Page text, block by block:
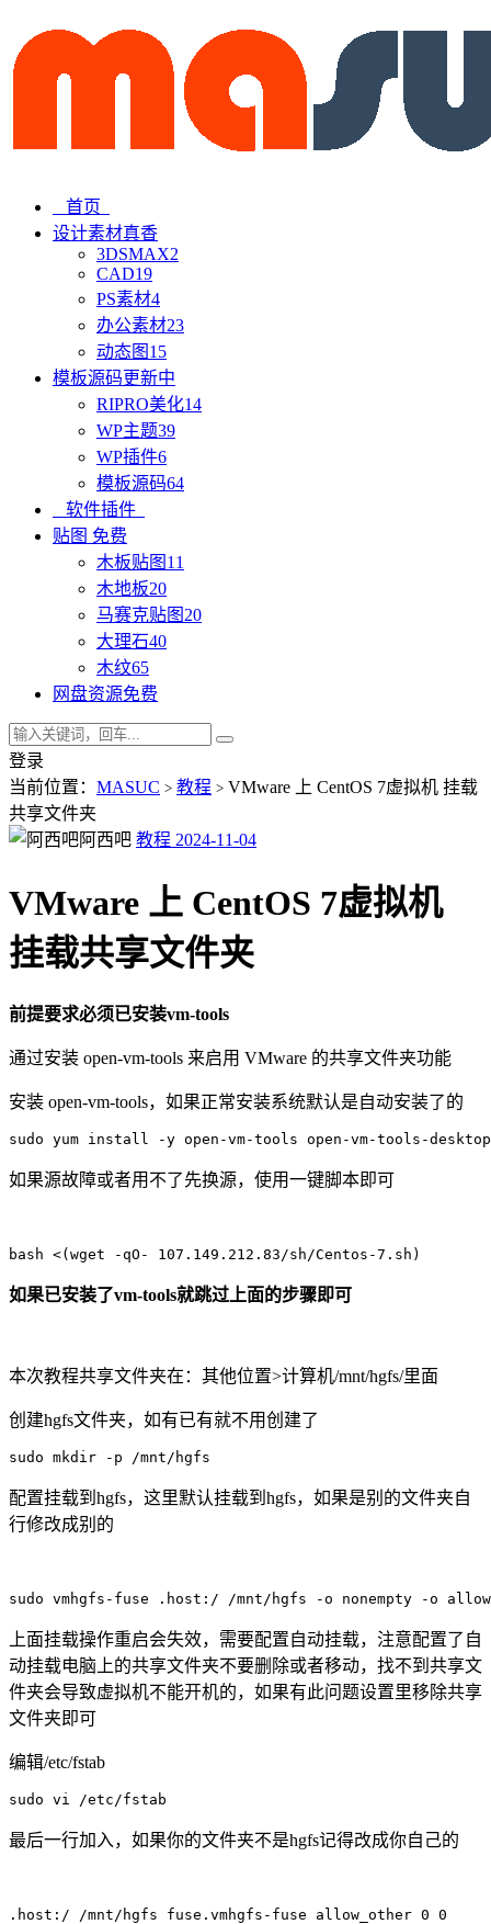
首页
设计素材真香
3DSMAX2
CAD19
PS素材4
办公素材23
动态图 15
模板源码更新中
RIPRO美化14
WP主题39
WP插件6
模板源码64
软件插件
贴图 免费
木板贴图 11
木地板20
马赛克贴图 20
大理石40
木纹65
网盘资源免费
登录
当前位置： MASUC > 教程 > VMware 上 CentOS 7虚拟机 挂载
共享文件夹
阿西吧 教程 2024-11-04
VMware 上 CentOS 7虚拟机
挂载共享文件夹
前提要求必须已安装vm-tools
通过安装 open-vm-tools 来启用 VMware 的共享文件夹功能
安装 open-vm-tools，如果正常安装系统默认是自动安装了的
sudo yum install -y open-vm-tools open-vm-tools-desktop
如果源故障或者用不了先换源，使用一键脚本即可
bash <(wget -qO- 107.149.212.83/sh/Centos-7.sh)
如果已安装了vm-tools就跳过上面的步骤即可
本次教程共享文件夹在：其他位置>计算机/mnt/hgfs/里面
创建hgfs文件夹，如有已有就不用创建了
sudo mkdir -p /mnt/hgfs
配置挂载到hgfs，这里默认挂载到hgfs，如果是别的文件夹自
行修改成别的
sudo vmhgfs-fuse .host:/ /mnt/hgfs -o nonempty -o
上面挂载操作重启会失效，需要配置自动挂载，注意配置了自
动挂载电脑上的共享文件夹不要删除或者移动，找不到共享文
件夹会导致虚拟机不能开机的，如果有此问题设置里移除共享
文件夹即可
编辑/etc/fstab
sudo vi /etc/fstab
最后一行加入，如果你的文件夹不是hgfs记得改成你自己的
.host:/ /mnt/hgfs fuse.vmhgfs-fuse allow_other 0 0